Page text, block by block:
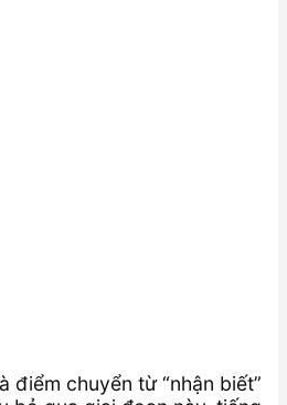
điểm chuyển từ “nhận biết”